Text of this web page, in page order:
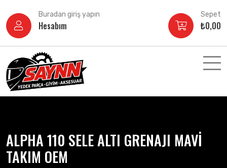
atla
Buradan giriş yapın
Hesabım
Sepet
₺0,00
ALPHA 110 SELE ALTI GRENAJI MAVİ
TAKIM OEM